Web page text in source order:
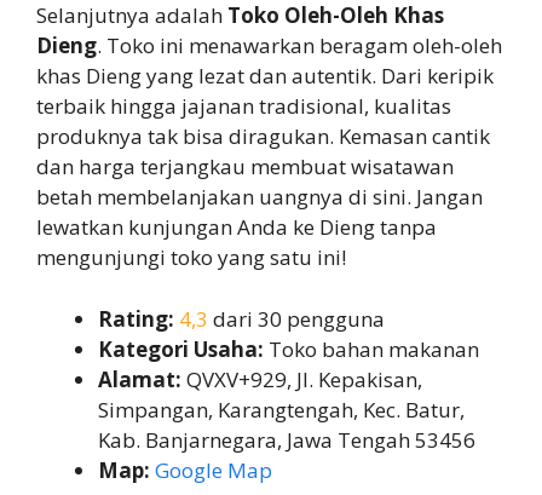
Selanjutnya adalah Toko Oleh-Oleh Khas
Dieng. Toko ini menawarkan beragam oleh-oleh
khas Dieng yang lezat dan autentik. Dari keripik
terbaik hingga jajanan tradisional, kualitas
produknya tak bisa diragukan. Kemasan cantik
dan harga terjangkau membuat wisatawan
betah membelanjakan uangnya di sini. Jangan
lewatkan kunjungan Anda ke Dieng tanpa
mengunjungi toko yang satu ini!
Rating: 4,3 dari 30 pengguna
Kategori Usaha: Toko bahan makanan
Alamat: QVXV+929, Jl. Kepakisan,
Simpangan, Karangtengah, Kec. Batur,
Kab. Banjarnegara, Jawa Tengah 53456
Map: Google Map